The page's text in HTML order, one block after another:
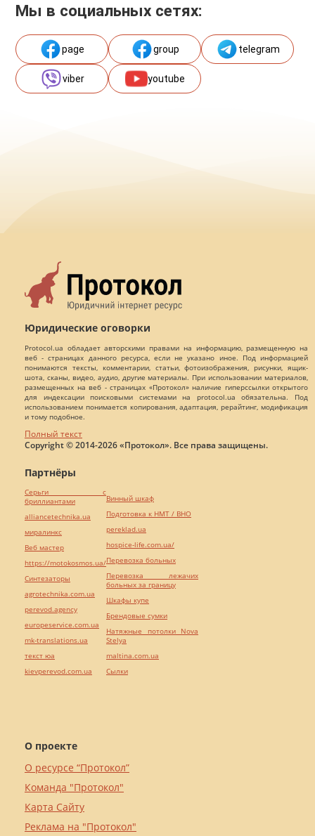
Мы в социальных сетях:
page group telegram
viber youtube
Юридические оговорки
Protocol.ua обладает авторскими правами на информацию, размещенную на
веб - страницах данного ресурса, если не указано иное. Под информацией
понимаются тексты, комментарии, статьи, фотоизображения, рисунки, ящик-
шота, сканы, видео, аудио, другие материалы. При использовании материалов,
размещенных на веб - страницах «Протокол» наличие гиперссылки открытого
для индексации поисковыми системами на protocol.ua обязательна. Под
использованием понимается копирования, адаптация, рерайтинг, модификация
и тому подобное.
Полный текст
Copyright © 2014-2026 «Протокол». Все права защищены.
О проекте
О ресурсе “Протокол”
Команда "Протокол"
Карта Сайту
Реклама на "Протокол"
Партнёры
Серьги с
бриллиантами
alliancetechnika.ua
миралинкс
Веб мастер
https://motokosmos.ua/
Синтезаторы
agrotechnika.com.ua
perevod.agency
europeservice.com.ua
mk-translations.ua
текст юа
kievperevod.com.ua
Винный шкаф
Подготовка к НМТ / ВНО
pereklad.ua
hospice-life.com.ua/
Перевозка больных
Перевозка лежачих
больных за границу
Шкафы купе
Брендовые сумки
Натяжные потолки Nova
Stelya
maltina.com.ua
Cылки